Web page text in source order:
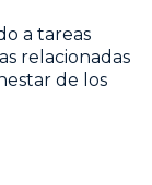
a tareas
relacionadas
de los